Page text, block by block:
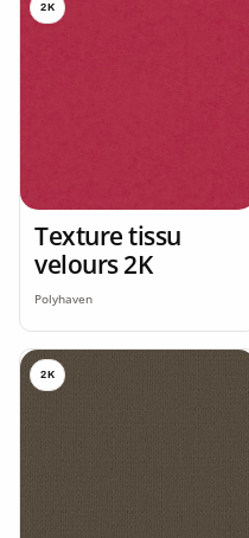
2K
Texture tissu
velours 2K
Polyhaven
2K